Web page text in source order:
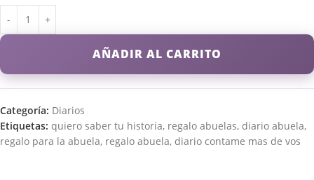
AÑADIR AL CARRITO
Categoría: Diarios
Etiquetas: quiero saber tu historia, regalo abuelas, diario abuela,
regalo para la abuela, regalo abuela, diario contame mas de vos